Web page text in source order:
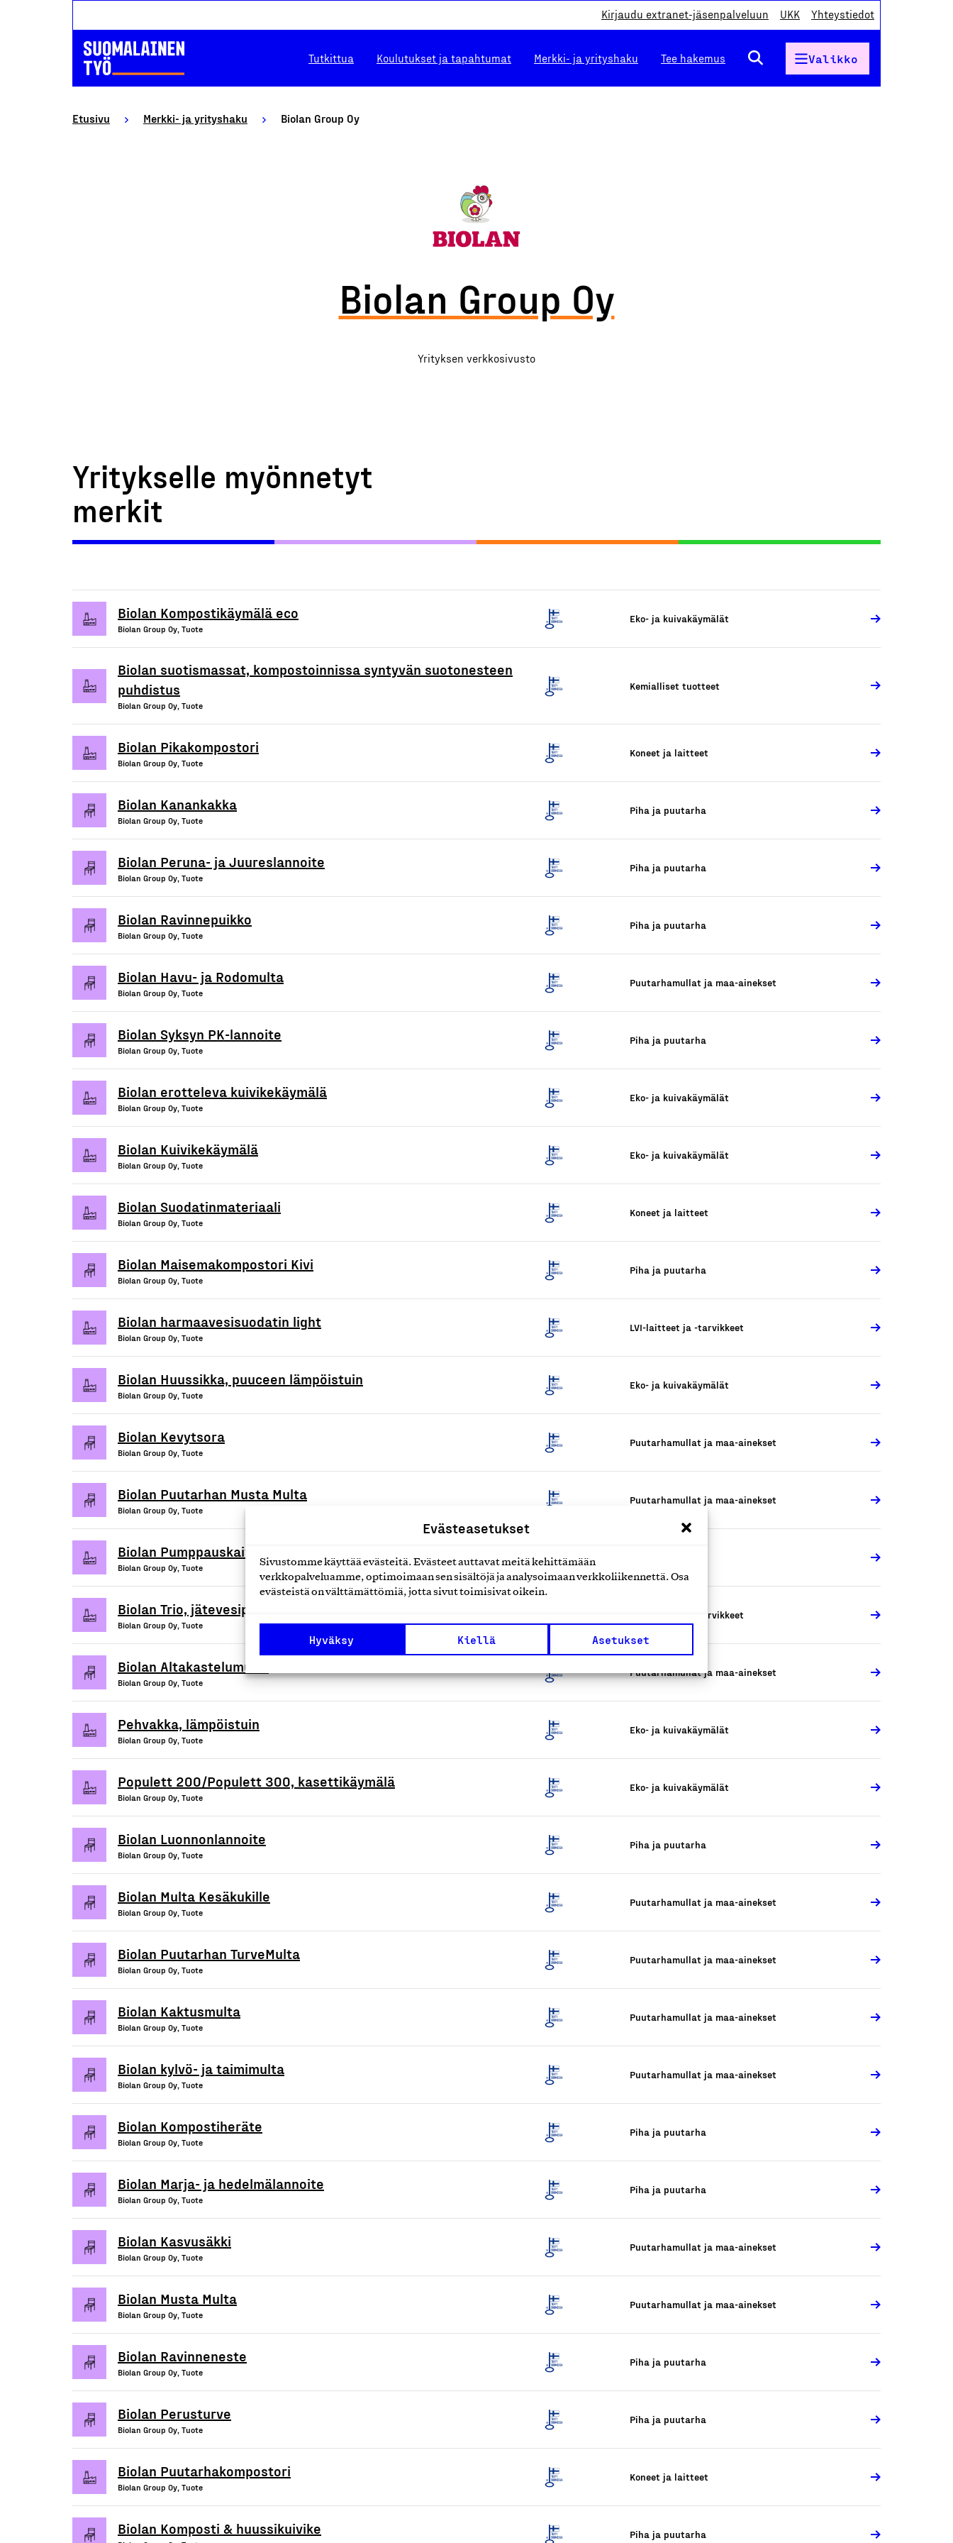
Evästeasetukset
Sivustomme käyttää evästeitä. Evästeet auttavat meitä kehittämään
verkkopalveluamme, optimoimaan sen sisältöjä ja analysoimaan verkkoliikennettä. Osa
evästeistä on välttämättömiä, jotta sivut toimisivat oikein.
Hyväksy Kiellä Asetukset
Kirjaudu extranet-jäsenpalveluun UKK Yhteystiedot
Tutkittua Koulutukset ja tapahtumat Merkki- ja yrityshaku Tee hakemus Valikko
Etusivu Merkki- ja yrityshaku Biolan Group Oy
Biolan Group Oy
Yrityksen verkkosivusto
Yritykselle myönnetyt
merkit
Biolan Kompostikäymälä eco
Biolan Group Oy, Tuote
Eko- ja kuivakäymälät
Biolan suotismassat, kompostoinnissa syntyvän suotonesteen
puhdistus
Biolan Group Oy, Tuote
Kemialliset tuotteet
Biolan Pikakompostori
Biolan Group Oy, Tuote
Koneet ja laitteet
Biolan Kanankakka
Biolan Group Oy, Tuote
Piha ja puutarha
Biolan Peruna- ja Juureslannoite
Biolan Group Oy, Tuote
Piha ja puutarha
Biolan Ravinnepuikko
Biolan Group Oy, Tuote
Piha ja puutarha
Biolan Havu- ja Rodomulta
Biolan Group Oy, Tuote
Puutarhamullat ja maa-ainekset
Biolan Syksyn PK-lannoite
Biolan Group Oy, Tuote
Piha ja puutarha
Biolan erotteleva kuivikekäymälä
Biolan Group Oy, Tuote
Eko- ja kuivakäymälät
Biolan Kuivikekäymälä
Biolan Group Oy, Tuote
Eko- ja kuivakäymälät
Biolan Suodatinmateriaali
Biolan Group Oy, Tuote
Koneet ja laitteet
Biolan Maisemakompostori Kivi
Biolan Group Oy, Tuote
Piha ja puutarha
Biolan harmaavesisuodatin light
Biolan Group Oy, Tuote
LVI-laitteet ja -tarvikkeet
Biolan Huussikka, puuceen lämpöistuin
Biolan Group Oy, Tuote
Eko- ja kuivakäymälät
Biolan Kevytsora
Biolan Group Oy, Tuote
Puutarhamullat ja maa-ainekset
Biolan Puutarhan Musta Multa
Biolan Group Oy, Tuote
Puutarhamullat ja maa-ainekset
Biolan Pumppauskaivo
Biolan Group Oy, Tuote
Biolan Trio, jätevesipuhdistamo
Biolan Group Oy, Tuote
LVI-laitteet ja -tarvikkeet
Biolan Altakastelumulta
Biolan Group Oy, Tuote
Puutarhamullat ja maa-ainekset
Pehvakka, lämpöistuin
Biolan Group Oy, Tuote
Eko- ja kuivakäymälät
Populett 200/Populett 300, kasettikäymälä
Biolan Group Oy, Tuote
Eko- ja kuivakäymälät
Biolan Luonnonlannoite
Biolan Group Oy, Tuote
Piha ja puutarha
Biolan Multa Kesäkukille
Biolan Group Oy, Tuote
Puutarhamullat ja maa-ainekset
Biolan Puutarhan TurveMulta
Biolan Group Oy, Tuote
Puutarhamullat ja maa-ainekset
Biolan Kaktusmulta
Biolan Group Oy, Tuote
Puutarhamullat ja maa-ainekset
Biolan kylvö- ja taimimulta
Biolan Group Oy, Tuote
Puutarhamullat ja maa-ainekset
Biolan Kompostiheräte
Biolan Group Oy, Tuote
Piha ja puutarha
Biolan Marja- ja hedelmälannoite
Biolan Group Oy, Tuote
Piha ja puutarha
Biolan Kasvusäkki
Biolan Group Oy, Tuote
Puutarhamullat ja maa-ainekset
Biolan Musta Multa
Biolan Group Oy, Tuote
Puutarhamullat ja maa-ainekset
Biolan Ravinneneste
Biolan Group Oy, Tuote
Piha ja puutarha
Biolan Perusturve
Biolan Group Oy, Tuote
Piha ja puutarha
Biolan Puutarhakompostori
Biolan Group Oy, Tuote
Koneet ja laitteet
Biolan Komposti & huussikuivike Piha ja puutarha